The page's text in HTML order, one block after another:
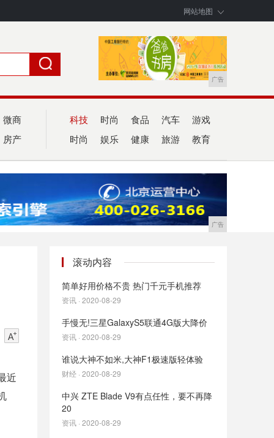
网站地图
广告
微商
房产
科技 时尚 食品 汽车 游戏
时尚 娱乐 健康 旅游 教育
广告
近
滚动内容
简单好用价格不贵 热门千元手机推荐
资讯 · 2020-08-29
手慢无!三星GalaxyS5联通4G版大降价
资讯 · 2020-08-29
谁说大神不如米,大神F1极速版轻体验
财经 · 2020-08-29
中兴 ZTE Blade V9有点任性，要不再降
20
资讯 · 2020-08-29